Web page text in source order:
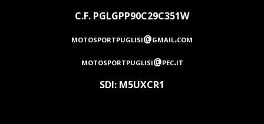
C.F. PGLGPP90C29C351W
motosportpuglisi@gmail.com
motosportpuglisi@pec.it
SDI: M5UXCR1